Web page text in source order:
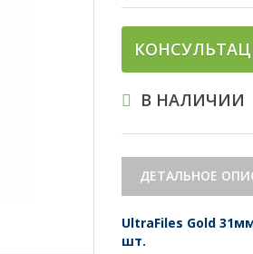
В НАЛИЧИИ
ДЕТАЛЬНОЕ
UltraFiles Gold
шт.